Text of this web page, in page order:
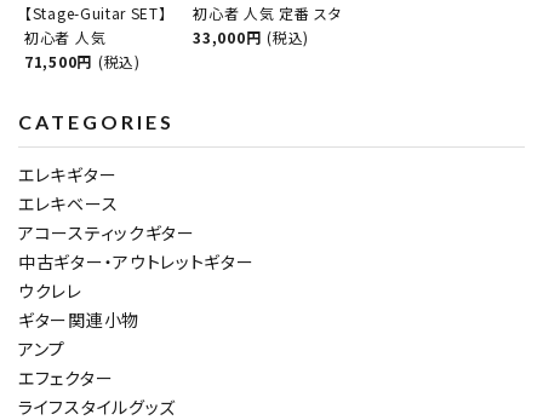
【Stage-Guitar SET】
初心者 人気
71,500円 (税込)
初心者 人気 定番 スタ
33,000円 (税込)
CATEGORIES
エレキギター
エレキベース
アコースティックギター
中古ギター・アウトレットギター
ウクレレ
ギター関連小物
アンプ
エフェクター
ライフスタイルグッズ